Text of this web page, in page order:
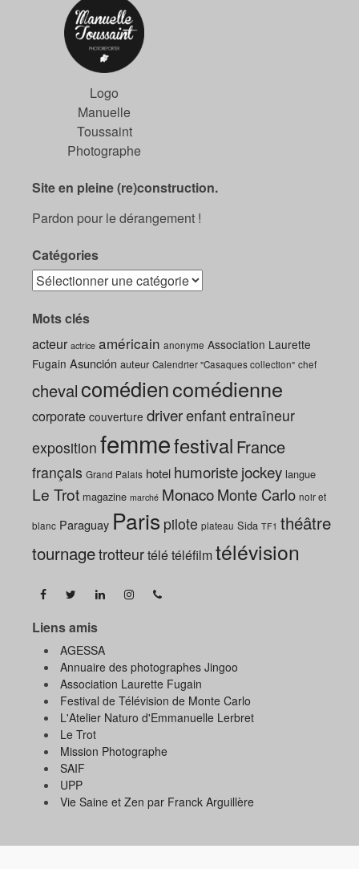
Logo
Manuelle
Toussaint
Photographe
Site en pleine (re)construction.
Pardon pour le dérangement !
Catégories
Mots clés
acteur actrice américain anonyme Association Laurette
Fugain Asunción auteur Calendrier "Casaques collection" chef
chevalcomédiencomédienne
corporate couverture driverenfantentraîneur
exposition femmefestival France
français Grand Palais hotel humoristejockey langue
Le Trot magazine marché MonacoMonte Carlo noir et
blanc Paraguay Paris pilote plateau Sida TF1 théâtre
tournagetrotteurtélétéléfilmtélévision
Liens amis
AGESSA
Annuaire des photographes Jingoo
Association Laurette Fugain
Festival de Télévision de Monte Carlo
L'Atelier Naturo d'Emmanuelle Lerbret
Le Trot
Mission Photographe
SAIF
UPP
Vie Saine et Zen par Franck Arguillère